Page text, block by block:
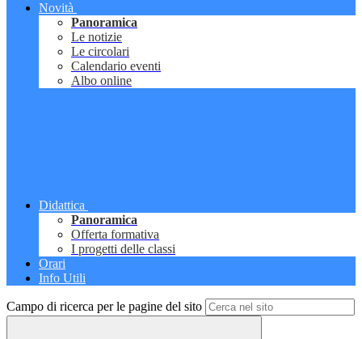
Novità
Panoramica
Le notizie
Le circolari
Calendario eventi
Albo online
Didattica
Panoramica
Offerta formativa
I progetti delle classi
Orari
Info Utili
Campo di ricerca per le pagine del sito